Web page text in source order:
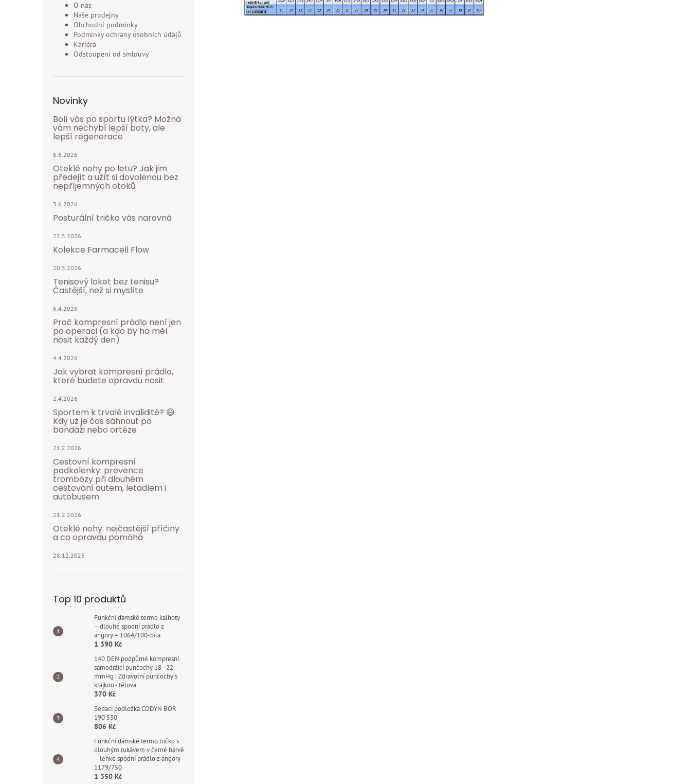
O nás
Naše prodejny
Obchodní podmínky
Podmínky ochrany osobních údajů
Kariéra
Odstoupení od smlouvy
Novinky
Bolí vás po sportu lýtka? Možná
vám nechybí lepší boty, ale
lepší regenerace
6.6.2026
Oteklé nohy po letu? Jak jim
předejít a užít si dovolenou bez
nepříjemných otoků
3.6.2026
Posturální tričko vás narovná
22.5.2026
Kolekce Farmacell Flow
20.5.2026
Tenisový loket bez tenisu?
Častější, než si myslíte
6.4.2026
Proč kompresní prádlo není jen
po operaci (a kdo by ho měl
nosit každý den)
4.4.2026
Jak vybrat kompresní prádlo,
které budete opravdu nosit
2.4.2026
Sportem k trvalé invaliditě? 😄
Kdy už je čas sáhnout po
bandáži nebo ortéze
21.2.2026
Cestovní kompresní
podkolenky: prevence
trombózy při dlouhém
cestování autem, letadlem i
autobusem
21.2.2026
Oteklé nohy: nejčastější příčiny
a co opravdu pomáhá
28.12.2025
Top 10 produktů
Funkční dámské termo kalhoty
– dlouhé spodní prádlo z
angory – 1064/100-bíla
1 390 Kč
140 DEN podpůrné kompresní
samodržicí punčochy 18–22
mmHg | Zdravotní punčochy s
krajkou - tělova
370 Kč
Sedací podložka CODYN BOR
190 530
806 Kč
Funkční dámské termo tričko s
dlouhým rukávem v černé barvě
– lehké spodní prádlo z angory
1179/750
1 350 Kč